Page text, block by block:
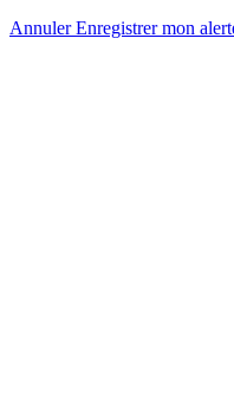
AnnulerEnregistrer mon